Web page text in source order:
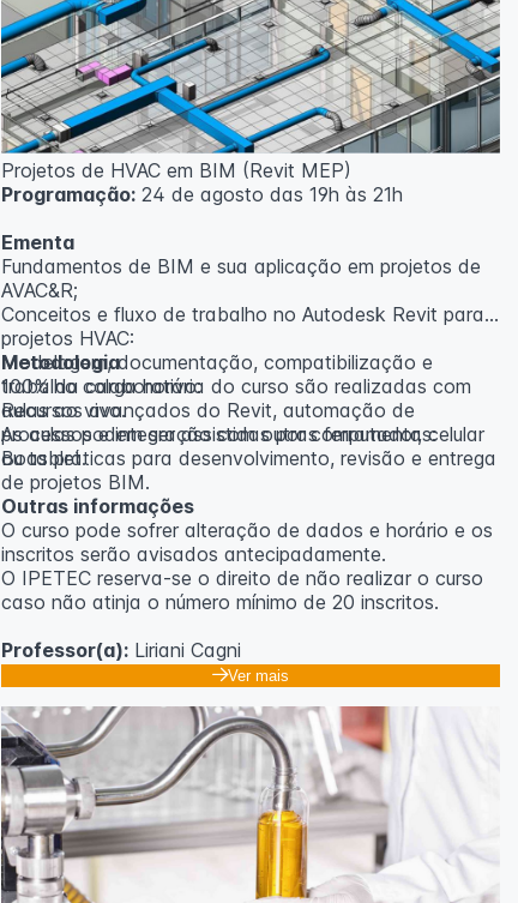
Projetos de HVAC em BIM (Revit MEP)
Programação:24 de agosto das 19h às 21h
Ementa
Fundamentos de BIM e sua aplicação em projetos de
AVAC&R;
Conceitos e fluxo de trabalho no Autodesk Revit para
projetos HVAC:
Modelagem, documentação, compatibilização e
trabalho colaborativo:
Recursos avançados do Revit, automação de
processos e integração com outras ferramentas:
Boas práticas para desenvolvimento, revisão e entrega
de projetos BIM.
Metodologia
100% da carga horária do curso são realizadas com
aulas ao vivo.
As aulas podem ser assistidas por computador, celular
ou tablet.
Outras informações
O curso pode sofrer alteração de dados e horário e os
inscritos serão avisados ​​antecipadamente.
O IPETEC reserva-se o direito de não realizar o curso
caso não atinja o número mínimo de 20 inscritos.
Professor(a):Liriani Cagni
Ver mais